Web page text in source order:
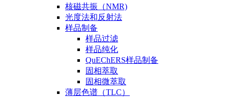
核磁共振（NMR)
光度法和反射法
样品制备
样品过滤
样品纯化
QuEChERS样品制备
固相萃取
固相微萃取
薄层色谱（TLC）